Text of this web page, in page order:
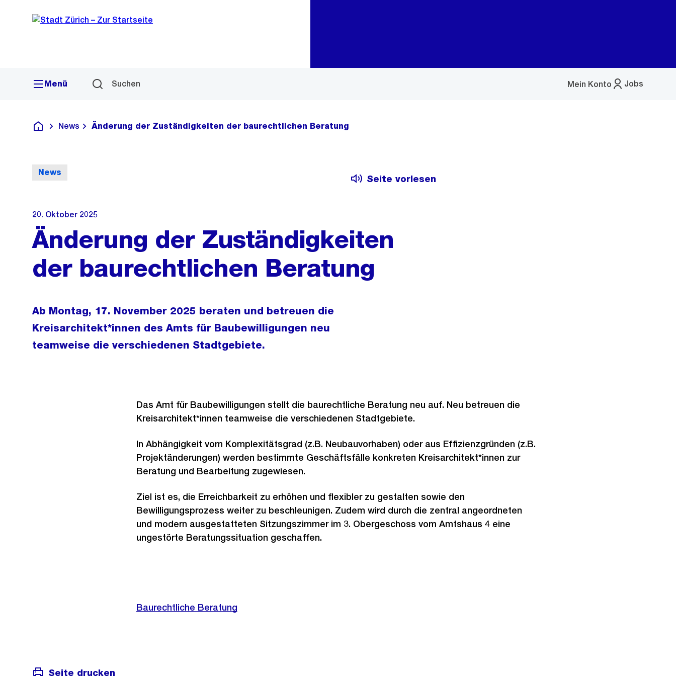
Navigation
Sprunglink
Menü Suchen Jobs
Mein Konto
Menü
Deutsch
News Änderung der Zuständigkeiten der baurechtlichen Beratung
News
Seite vorlesen
20. Oktober 2025
Änderung der Zuständigkeiten
der baurechtlichen Beratung
Ab Montag, 17. November 2025 beraten und betreuen die
Kreisarchitekt*innen des Amts für Baubewilligungen neu
teamweise die verschiedenen Stadtgebiete.
Das Amt für Baubewilligungen stellt die baurechtliche Beratung neu auf. Neu betreuen die
Kreisarchitekt*innen teamweise die verschiedenen Stadtgebiete.
In Abhängigkeit vom Komplexitätsgrad (z.B. Neubauvorhaben) oder aus Effizienzgründen (z.B.
Projektänderungen) werden bestimmte Geschäftsfälle konkreten Kreisarchitekt*innen zur
Beratung und Bearbeitung zugewiesen.
Ziel ist es, die Erreichbarkeit zu erhöhen und flexibler zu gestalten sowie den
Bewilligungsprozess weiter zu beschleunigen. Zudem wird durch die zentral angeordneten
und modern ausgestatteten Sitzungszimmer im 3. Obergeschoss vom Amtshaus 4 eine
ungestörte Beratungssituation geschaffen.
Baurechtliche Beratung
Seite drucken